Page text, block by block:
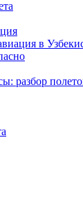
в
разбор